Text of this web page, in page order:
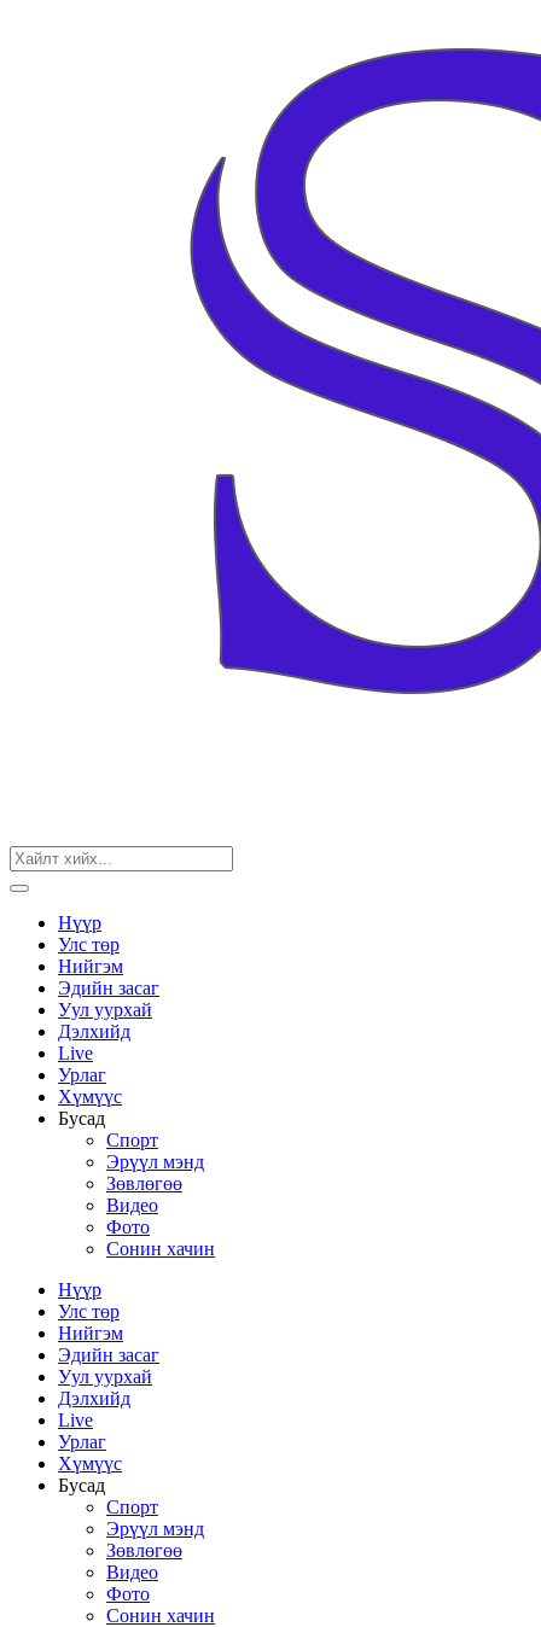
Нүүр
Улс төр
Нийгэм
Эдийн засаг
Уул уурхай
Дэлхийд
Live
Урлаг
Хүмүүс
Бусад
Спорт
Эрүүл мэнд
Зөвлөгөө
Видео
Фото
Сонин хачин
Нүүр
Улс төр
Нийгэм
Эдийн засаг
Уул уурхай
Дэлхийд
Live
Урлаг
Хүмүүс
Бусад
Спорт
Эрүүл мэнд
Зөвлөгөө
Видео
Фото
Сонин хачин